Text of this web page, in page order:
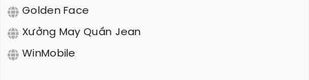
Golden Face
Xưởng May Quần Jean
WinMobile